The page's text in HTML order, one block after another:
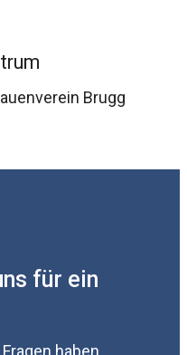
Brugg
für ein
haben,